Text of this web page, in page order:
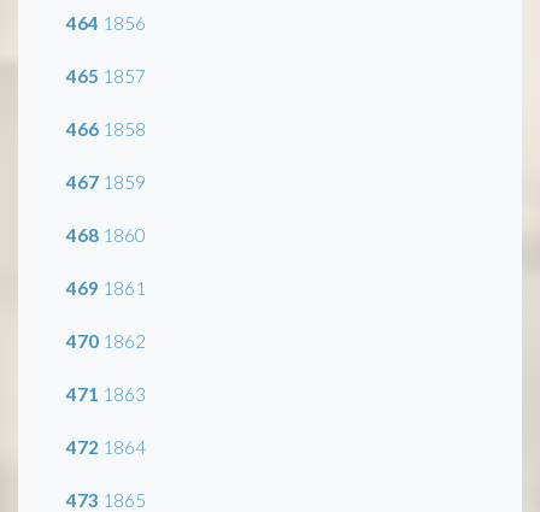
464 1856
465 1857
466 1858
467 1859
468 1860
469 1861
470 1862
471 1863
472 1864
473 1865